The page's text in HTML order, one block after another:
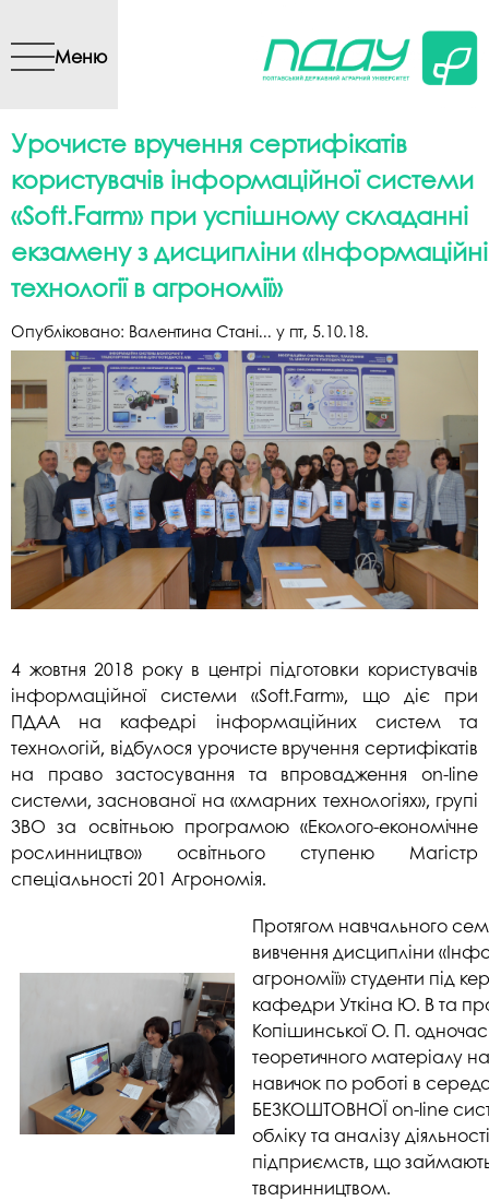
вмісту
Меню
Урочисте вручення сертифікатів
користувачів інформаційної системи
«Soft.Farm» при успішному складанні
екзамену з дисципліни «Інформаційні
технології в агрономії»
Опубліковано: Валентина Стані... у пт, 5.10.18.
4 жовтня 2018 року в центрі підготовки користувачів
інформаційної системи «Soft.Farm», що діє при
ПДАА на кафедрі інформаційних систем та
технологій, відбулося урочисте вручення сертифікатів
на право застосування та впровадження on-line
системи, заснованої на «хмарних технологіях», групі
ЗВО за освітньою програмою «Еколого-економічне
рослинництво» освітнього ступеню Магістр
спеціальності 201 Агрономія.
Протягом навчального
вивчення дисципліни
агрономії» студенти під
кафедри Уткіна Ю. В та
Копішинської О. П.
теоретичного матеріалу
навичок по роботі в
БЕЗКОШТОВНОЇ on-line
обліку та аналізу
підприємств, що
тваринництвом.